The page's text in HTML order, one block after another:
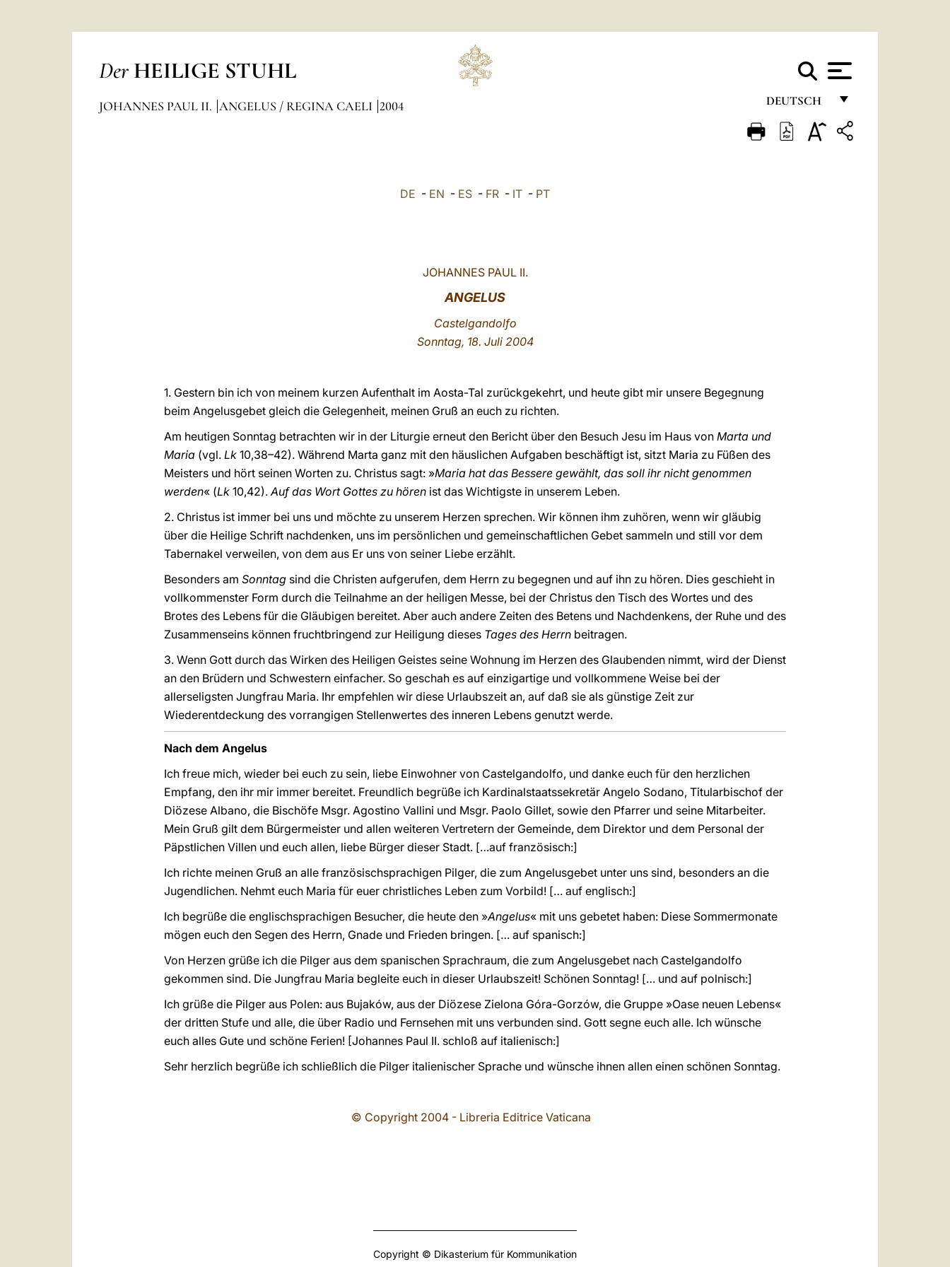
Der HEILIGE STUHL
DEUTSCH
FRANÇAIS
JOHANNES PAUL II. ANGELUS / REGINA CAELI 2004
DE - EN - ES - FR - IT - PT
JOHANNES PAUL II.
ANGELUS
Castelgandolfo
Sonntag, 18. Juli 2004
1. Gestern bin ich von meinem kurzen Aufenthalt im Aosta-Tal zurückgekehrt, und heute gibt mir unsere Begegnung
beim Angelusgebet gleich die Gelegenheit, meinen Gruß an euch zu richten.
Am heutigen Sonntag betrachten wir in der Liturgie erneut den Bericht über den Besuch Jesu im Haus von Marta und
Maria (vgl. Lk 10,38–42). Während Marta ganz mit den häuslichen Aufgaben beschäftigt ist, sitzt Maria zu Füßen des
Meisters und hört seinen Worten zu. Christus sagt: »Maria hat das Bessere gewählt, das soll ihr nicht genommen
werden« (Lk 10,42).Auf das Wort Gottes zu hören ist das Wichtigste in unserem Leben.
2. Christus ist immer bei uns und möchte zu unserem Herzen sprechen. Wir können ihm zuhören, wenn wir gläubig
über die Heilige Schrift nachdenken, uns im persönlichen und gemeinschaftlichen Gebet sammeln und still vor dem
Tabernakel verweilen, von dem aus Er uns von seiner Liebe erzählt.
Besonders am Sonntag sind die Christen aufgerufen, dem Herrn zu begegnen und auf ihn zu hören. Dies geschieht in
vollkommenster Form durch die Teilnahme an der heiligen Messe, bei der Christus den Tisch des Wortes und des
Brotes des Lebens für die Gläubigen bereitet. Aber auch andere Zeiten des Betens und Nachdenkens, der Ruhe und des
Zusammenseins können fruchtbringend zur Heiligung dieses Tages des Herrn beitragen.
3. Wenn Gott durch das Wirken des Heiligen Geistes seine Wohnung im Herzen des Glaubenden nimmt, wird der Dienst
an den Brüdern und Schwestern einfacher. So geschah es auf einzigartige und vollkommene Weise bei der
allerseligsten Jungfrau Maria. Ihr empfehlen wir diese Urlaubszeit an, auf daß sie als günstige Zeit zur
Wiederentdeckung des vorrangigen Stellenwertes des inneren Lebens genutzt werde.
Nach dem Angelus
Ich freue mich, wieder bei euch zu sein, liebe Einwohner von Castelgandolfo, und danke euch für den herzlichen
Empfang, den ihr mir immer bereitet. Freundlich begrüße ich Kardinalstaatssekretär Angelo Sodano, Titularbischof der
Diözese Albano, die Bischöfe Msgr. Agostino Vallini und Msgr. Paolo Gillet, sowie den Pfarrer und seine Mitarbeiter.
Mein Gruß gilt dem Bürgermeister und allen weiteren Vertretern der Gemeinde, dem Direktor und dem Personal der
Päpstlichen Villen und euch allen, liebe Bürger dieser Stadt. […auf französisch:]
Ich richte meinen Gruß an alle französischsprachigen Pilger, die zum Angelusgebet unter uns sind, besonders an die
Jugendlichen. Nehmt euch Maria für euer christliches Leben zum Vorbild! [… auf englisch:]
Ich begrüße die englischsprachigen Besucher, die heute den »Angelus« mit uns gebetet haben: Diese Sommermonate
mögen euch den Segen des Herrn, Gnade und Frieden bringen. [… auf spanisch:]
Von Herzen grüße ich die Pilger aus dem spanischen Sprachraum, die zum Angelusgebet nach Castelgandolfo
gekommen sind. Die Jungfrau Maria begleite euch in dieser Urlaubszeit! Schönen Sonntag! [… und auf polnisch:]
Ich grüße die Pilger aus Polen: aus Bujaków, aus der Diözese Zielona Góra-Gorzów, die Gruppe »Oase neuen Lebens«
der dritten Stufe und alle, die über Radio und Fernsehen mit uns verbunden sind. Gott segne euch alle. Ich wünsche
euch alles Gute und schöne Ferien! [Johannes Paul II. schloß auf italienisch:]
Sehr herzlich begrüße ich schließlich die Pilger italienischer Sprache und wünsche ihnen allen einen schönen Sonntag.
© Copyright 2004 - Libreria Editrice Vaticana
Copyright © Dikasterium für Kommunikation